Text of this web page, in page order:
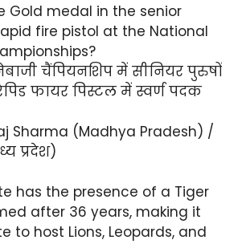
Gold medal in the senior
fire pistol at the National
चैंपियनशिप में सीनियर पुरुषों
फायर पिस्टल में स्वर्ण पदक
Sharma (Madhya Pradesh) /
प्रदेश)
has the presence of a Tiger
after 36 years, making it
to host Lions, Leopards, and